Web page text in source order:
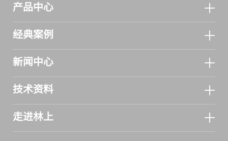
产品中心
经典案例
新闻中心
技术资料
走进林上